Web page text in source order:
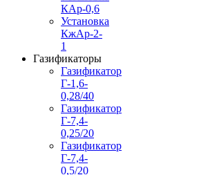
КАр-0,6
Установка
КжАр-2-
1
Газификаторы
Газификатор
Г-1,6-
0,28/40
Газификатор
Г-7,4-
0,25/20
Газификатор
Г-7,4-
0,5/20